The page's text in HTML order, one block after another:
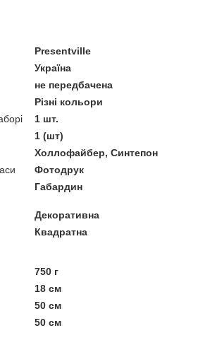
Presentville
Україна
не передбачена
Різні кольори
1 шт.
1 (шт)
Холлофайбер, Синтепон
Фотодрук
Габардин
Декоративна
Квадратна
750 г
18 см
50 см
50 см